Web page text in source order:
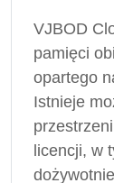
VJBOD
pamięci
opartego
Istnieje
licencji, w